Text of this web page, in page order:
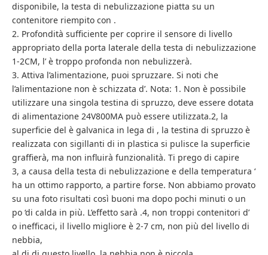
disponibile, la testa di nebulizzazione piatta su un
contenitore riempito con .
2. Profondità sufficiente per coprire il sensore di livello
appropriato della porta laterale della testa di nebulizzazione
1-2CM, l’ è troppo profonda non nebulizzerà.
3. Attiva l’alimentazione, puoi spruzzare. Si noti che
l’alimentazione non è schizzata d’. Nota: 1. Non è possibile
utilizzare una singola testina di spruzzo, deve essere dotata
di alimentazione 24V800MA può essere utilizzata.2, la
superficie del è galvanica in lega di , la testina di spruzzo è
realizzata con sigillanti di in plastica si pulisce la superficie
graffierà, ma non influirà funzionalità. Ti prego di capire
3, a causa della testa di nebulizzazione e della temperatura ‘
ha un ottimo rapporto, a partire forse. Non abbiamo provato
su una foto risultati così buoni ma dopo pochi minuti o un
po ‘di calda in più. L’effetto sarà .4, non troppi contenitori d’
o inefficaci, il livello migliore è 2-7 cm, non più del livello di
nebbia,